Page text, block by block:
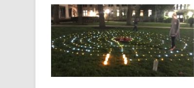
EPISCOPAL
CHURCH
OF
THE
SANTA
ROSA